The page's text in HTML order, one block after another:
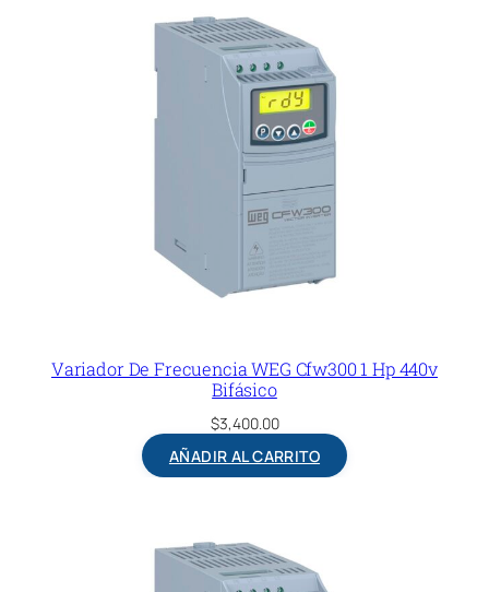
Variador De Frecuencia WEG Cfw300 1 Hp 440v
Bifásico
$3,400.00
AÑADIR AL CARRITO